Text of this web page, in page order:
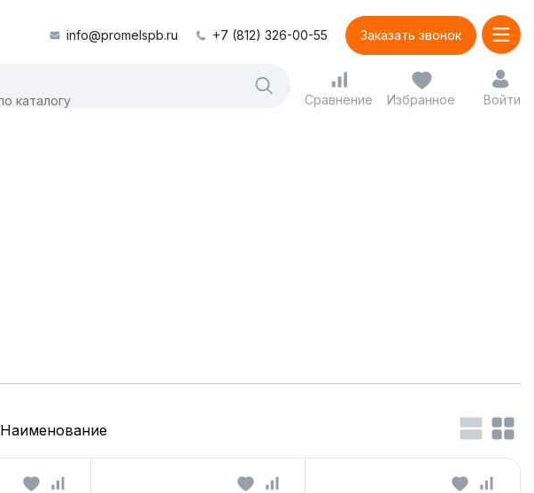
info@promelspb.ru +7 (812) 326-00-55 Заказать звонок
Сравнение Избранное Войти
Наименование